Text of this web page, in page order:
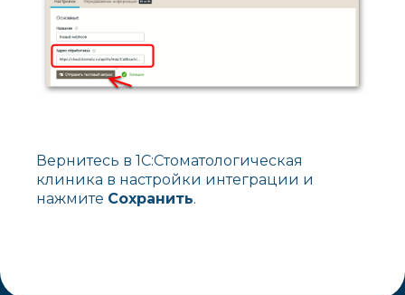
Вернитесь в 1С:Стоматологическая
клиника в настройки интеграции и
нажмите Сохранить.